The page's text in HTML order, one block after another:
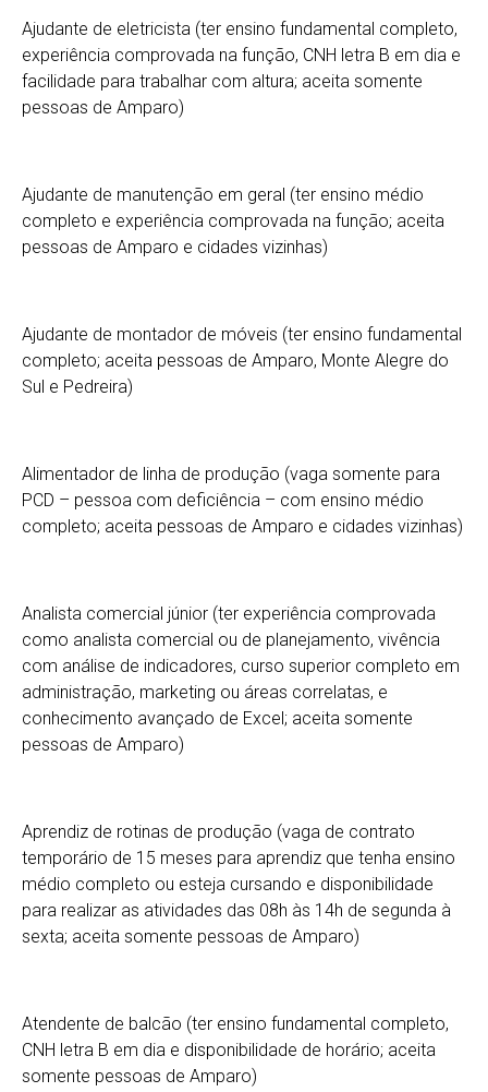
Ajudante de eletricista (ter ensino fundamental completo,
experiência comprovada na função, CNH letra B em dia e
facilidade para trabalhar com altura; aceita somente
pessoas de Amparo)
Ajudante de manutenção em geral (ter ensino médio
completo e experiência comprovada na função; aceita
pessoas de Amparo e cidades vizinhas)
Ajudante de montador de móveis (ter ensino fundamental
completo; aceita pessoas de Amparo, Monte Alegre do
Sul e Pedreira)
Alimentador de linha de produção (vaga somente para
PCD – pessoa com deficiência – com ensino médio
completo; aceita pessoas de Amparo e cidades vizinhas)
Analista comercial júnior (ter experiência comprovada
como analista comercial ou de planejamento, vivência
com análise de indicadores, curso superior completo em
administração, marketing ou áreas correlatas, e
conhecimento avançado de Excel; aceita somente
pessoas de Amparo)
Aprendiz de rotinas de produção (vaga de contrato
temporário de 15 meses para aprendiz que tenha ensino
médio completo ou esteja cursando e disponibilidade
para realizar as atividades das 08h às 14h de segunda à
sexta; aceita somente pessoas de Amparo)
Atendente de balcão (ter ensino fundamental completo,
CNH letra B em dia e disponibilidade de horário; aceita
somente pessoas de Amparo)